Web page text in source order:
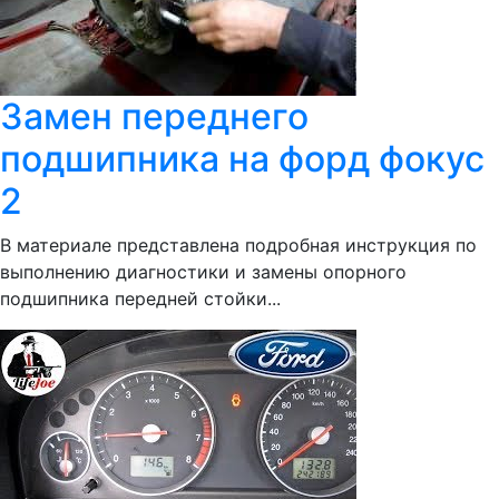
Замен переднего
подшипника на форд фокус
2
В материале представлена подробная инструкция по
выполнению диагностики и замены опорного
подшипника передней стойки...